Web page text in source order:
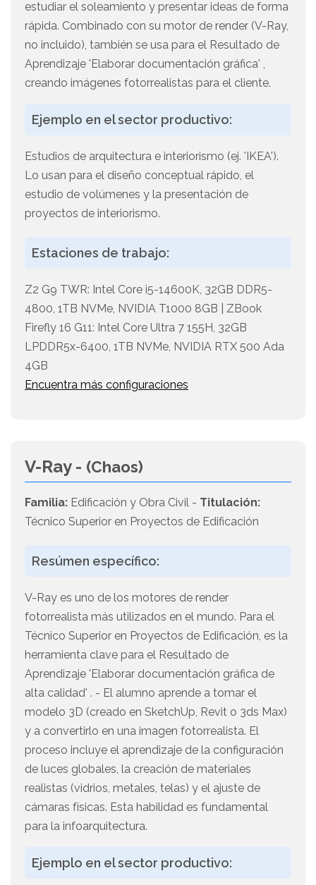
estudiar el soleamiento y presentar ideas de forma
rápida. Combinado con su motor de render (V-Ray,
no incluido), también se usa para el Resultado de
Aprendizaje 'Elaborar documentación gráfica' ,
creando imágenes fotorrealistas para el cliente.
Ejemplo en el sector productivo:
Estudios de arquitectura e interiorismo (ej. 'IKEA').
Lo usan para el diseño conceptual rápido, el
estudio de volúmenes y la presentación de
proyectos de interiorismo.
Estaciones de trabajo:
Z2 G9 TWR: Intel Core i5-14600K, 32GB DDR5-
4800, 1TB NVMe, NVIDIA T1000 8GB | ZBook
Firefly 16 G11: Intel Core Ultra 7 155H, 32GB
LPDDR5x-6400, 1TB NVMe, NVIDIA RTX 500 Ada
4GB
Encuentra más configuraciones
V-Ray - (Chaos)
Familia: Edificación y Obra Civil - Titulación:
Técnico Superior en Proyectos de Edificación
Resúmen específico:
V-Ray es uno de los motores de render
fotorrealista más utilizados en el mundo. Para el
Técnico Superior en Proyectos de Edificación, es la
herramienta clave para el Resultado de
Aprendizaje 'Elaborar documentación gráfica de
alta calidad' . - El alumno aprende a tomar el
modelo 3D (creado en SketchUp, Revit o 3ds Max)
y a convertirlo en una imagen fotorrealista. El
proceso incluye el aprendizaje de la configuración
de luces globales, la creación de materiales
realistas (vidrios, metales, telas) y el ajuste de
cámaras físicas. Esta habilidad es fundamental
para la infoarquitectura.
Ejemplo en el sector productivo: